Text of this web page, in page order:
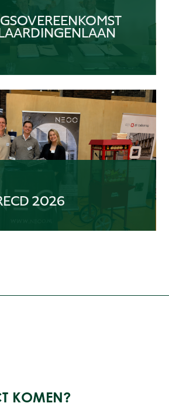
2026
KOMEN?